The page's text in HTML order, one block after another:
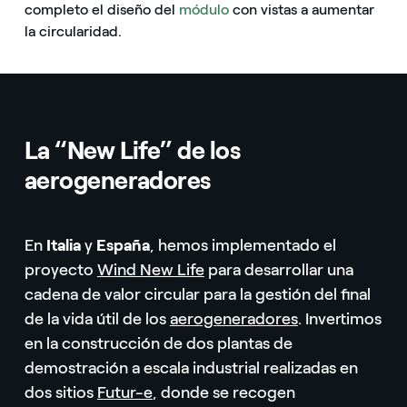
completo el diseño del módulocon vistas a aumentar
la circularidad.
La “New Life” de los
aerogeneradores
En Italiay España, hemos implementado el
proyecto Wind New Lifepara desarrollar una
cadena de valor circular para la gestión del final
de la vida útil de losaerogeneradores. Invertimos
en la construcción de dos plantas de
demostración a escala industrial realizadas en
dos sitios Futur-e, donde se recogen